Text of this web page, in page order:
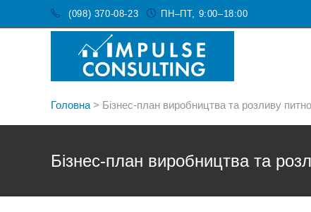
(098) 370-08-23 ПН–ПТ, 9:00–18:00
Головна > Бізнес-план виробництва та розливу
Бізнес-план виробництва та